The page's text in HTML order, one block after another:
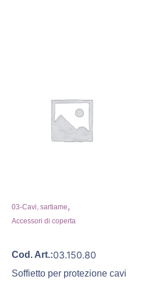
03-Cavi, sartiame,
Accessori di coperta
Cod. Art.:03.150.80
Soffietto per protezione cavi